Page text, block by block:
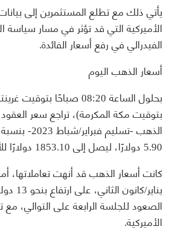
يأتي ذلك مع تطلع المستثمرين إلى
الأميركية التي قد تؤثر في مسار سياسة
الفيدرالي في رفع أسعار الفائدة.
أسعار الذهب اليوم
بتوقيت مكة المكرمة)، تراجع سعر
5.90 دولارًا، ليصل إلى 1853.10 دولارًا للأوقية.
يناير/
الصعود للجلسة الرابعة على التوالي، مع
الأميركية.